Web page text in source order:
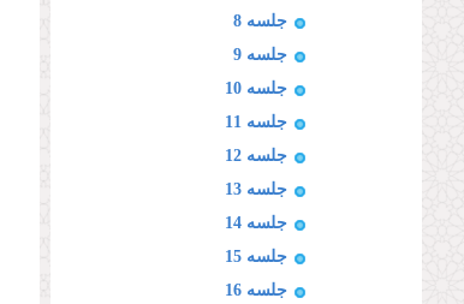
جلسه 8
جلسه 9
جلسه 10
جلسه 11
جلسه 12
جلسه 13
جلسه 14
جلسه 15
جلسه 16